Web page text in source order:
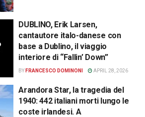
DUBLINO, Erik Larsen,
cantautore italo-danese con
base a Dublino, il viaggio
interiore di “Fallin’ Down”
BY FRANCESCO DOMINONI APRIL 28, 2026
Arandora Star, la tragedia del
1940: 442 italiani morti lungo le
coste irlandesi. A